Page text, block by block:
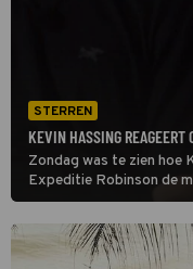
STERREN
KEVIN HASSING
Zondag was te zien hoe
Expeditie Robinson de
absoluut niet had zien
gereageerd door
de acteur veel kritiek te
reageert hij daarop.